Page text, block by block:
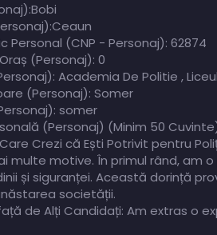
Personal (CNP - Personaj): 62874
(Personaj): 0
Academia De Politie ,
(Personaj): Somer
somer
(Personaj) (Minim 50
Crezi că Ești Potrivit pentru
multe motive. În primul rând, am
și siguranței. Această dorință
societății.
de Alți Candidați: Am extras o